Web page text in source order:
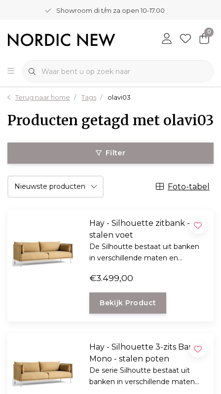
Showroom di t/m za open 10-17.00
0
Terug naar home Tags olavi03
Producten getagd met olavi03
Filter
Foto-tabel
Hay - Silhouette zitbank -
stalen voet
De Silhoutte bestaat uit banken
in verschillende maten en
in metaal of massief hout en een
aantal stofgroepen om uit te
kiezen.
€3.499,00
Bekijk Product
Hay - Silhouette 3-zits Bank
Mono - stalen poten
De serie Silhoutte bestaat uit
banken in verschillende maten